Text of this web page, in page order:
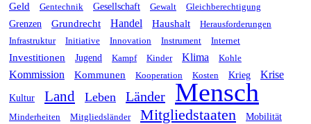
Geld Gentechnik Gesellschaft Gewalt
Gleichberechtigung
Grenzen
Grundrecht Handel Haushalt
Herausforderungen
Infrastruktur
Initiative Innovation Instrument Internet
Investitionen Jugend Kampf Kinder Klima Kohle
Kommission Kommunen Kooperation Kosten Krieg Krise
Kultur Land Leben Länder Mensch
Minderheiten Mitgliedsländer Mitgliedstaaten
Mobilität